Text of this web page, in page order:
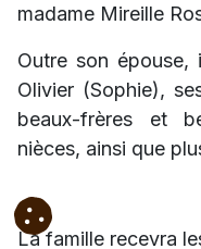
madame Mireille
Outre son
Olivier (Sophie),
beaux-frères et
nièces, ainsi que
La famille recevra